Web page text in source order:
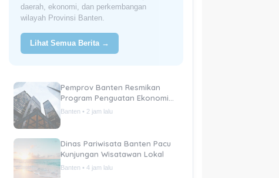
daerah, ekonomi, dan perkembangan
wilayah Provinsi Banten.
Lihat Semua Berita →
Pemprov Banten Resmikan
Program Penguatan Ekonomi
Daerah
Banten • 2 jam lalu
Dinas Pariwisata Banten Pacu
Kunjungan Wisatawan Lokal
Banten • 4 jam lalu